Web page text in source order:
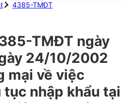
4385-TMĐT
TMĐT ngày
24/10/2002
mại về việc
nhập khẩu tại